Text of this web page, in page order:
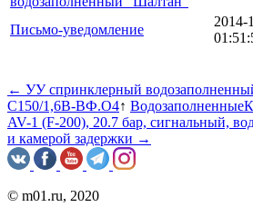
Письмо-уведомление
2014-
← УУ спринклерный
С150/1,6В-ВФ.О4↑ Водозаполненные
AV-1 (F-200), 20.7 бар, сигнальный,
и камерой задержки →
© m01.ru, 2020